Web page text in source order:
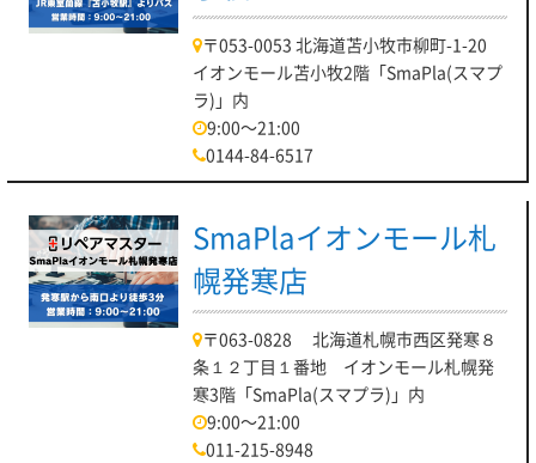
〒053-0053 北海道苫小牧市柳町-1-20
イオンモール苫小牧2階「SmaPla(スマプ
ラ)」内
9:00～21:00
0144-84-6517
SmaPlaイオンモール札
幌発寒店
〒063-0828 北海道札幌市西区発寒８
条１２丁目１番地 イオンモール札幌発
寒3階「SmaPla(スマプラ)」内
9:00～21:00
011-215-8948